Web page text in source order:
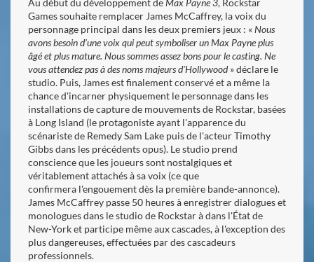
Au début du développement deMax Payne 3, Rockstar
Games souhaite remplacer James McCaffrey, la voix du
personnage principal dans les deux premiers jeux : «Nous
avons besoin d'une voix qui peut symboliser un Max Payne plus
âgé et plus mature. Nous sommes assez bons pour le casting. Ne
vous attendez pas à des noms majeurs d'Hollywood» déclare le
studio. Puis, James est finalement conservé et a même la
chance d'incarner physiquement le personnage dans les
installations de capture de mouvements de Rockstar, basées
à Long Island (le protagoniste ayant l'apparence du
scénariste de Remedy Sam Lake puis de l'acteur Timothy
Gibbs dans les précédents opus). Le studio prend
conscience que les joueurs sont nostalgiques et
véritablement attachés à sa voix (ce que
confirmera l'engouement dès la première bande-annonce).
James McCaffrey passe 50 heures à enregistrer dialogues et
monologues dans le studio de Rockstar à dans l'État de
New-York et participe même aux cascades, à l'exception des
plus dangereuses, effectuées par des cascadeurs
professionnels.